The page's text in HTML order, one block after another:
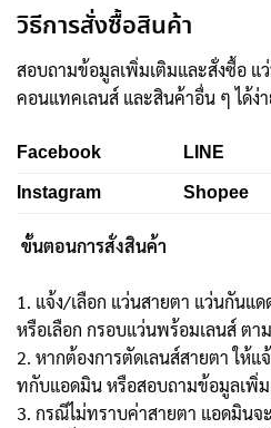
วิธีการสั่งซื้อสินค้า
สอบถามข้อมูลเพิ่มเติมและสั่งซื้อ แ
คอนแทคเลนส์ และสินค้าอื่น ๆ ได้ง่
Facebook LINE
Instagram
Shopee
ขั้นตอนการสั่งสินค้า
1. แจ้ง/เลือก แว่นสายตา แว่นกันแ
หรือเลือก กรอบแว่นพร้อมเลนส์ ตา
2. หากต้องการตัดเลนส์สายตา ให้
ทกับแอดมิน หรือสอบถามข้อมูลเพิ่ม
3. กรณีไม่ทราบค่าสายตา แอดมินจ